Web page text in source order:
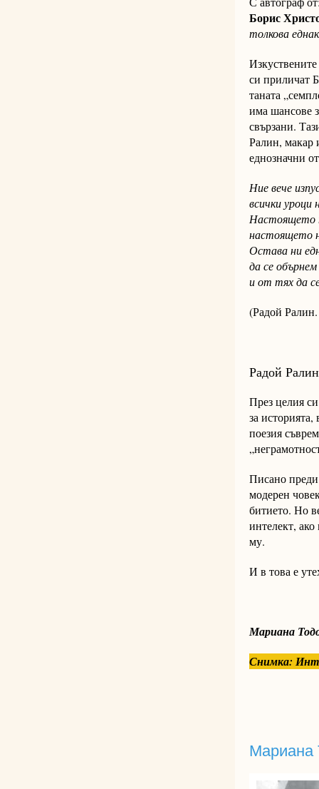
Борис
толкова
си приличат
та­на­та
има шансове
свързани.
Ралин, макар
еднозначни
Ние вече
всички
Настоящето
настоящето
Остава ни
да се
и от тях да
(Радой
Радой
През целия
за
поезия
Писано преди
моде­рен
битието. Но
интелект,
му.
И в това е
Мариана
Снимка:
Мариана